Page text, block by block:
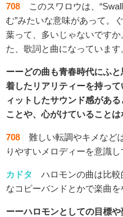
708 このスワロウは、
む”みたいな意味があって。
葉って、多いじゃないです
た、歌詞と曲になっています
ーーどの曲も青春時代にふ
着したリアリティーを持っ
ィットしたサウンド感があ
ことや、心がけていることは
708 難しい転調やキメなど
りやすいメロディーを意識し
カドタ
ハロモンの曲は比較
なコピーバンドとかで楽曲
ーーハロモンとしての目標